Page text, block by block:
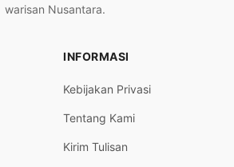
warisan Nusantara.
INFORMASI
Kebijakan Privasi
Tentang Kami
Kirim Tulisan